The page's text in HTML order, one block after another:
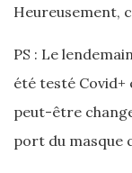
Heureusement,
PS : Le
été testé Covid+
peut-être
port du masque